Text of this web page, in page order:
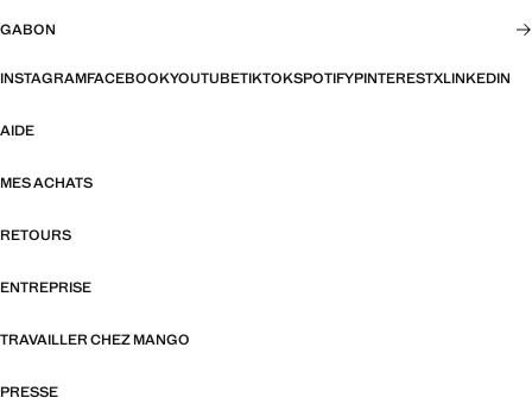
GABON
INSTAGRAMFACEBOOKYOUTUBETIKTOKSPOTIFYPINTERESTXLINKEDIN
AIDE
MES ACHATS
RETOURS
ENTREPRISE
TRAVAILLER CHEZ MANGO
PRESSE